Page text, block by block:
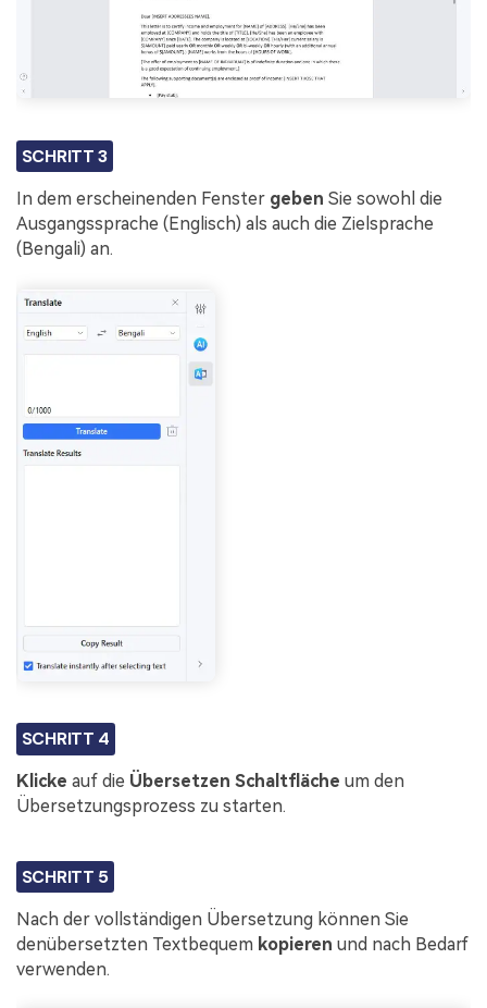
SCHRITT 3
In dem erscheinenden Fenster geben Sie sowohl die
Ausgangssprache (Englisch) als auch die Zielsprache
(Bengali) an.
SCHRITT 4
Klicke auf die Übersetzen Schaltfläche um den
Übersetzungsprozess zu starten.
SCHRITT 5
Nach der vollständigen Übersetzung können Sie
denübersetzten Textbequem kopieren und nach Bedarf
verwenden.